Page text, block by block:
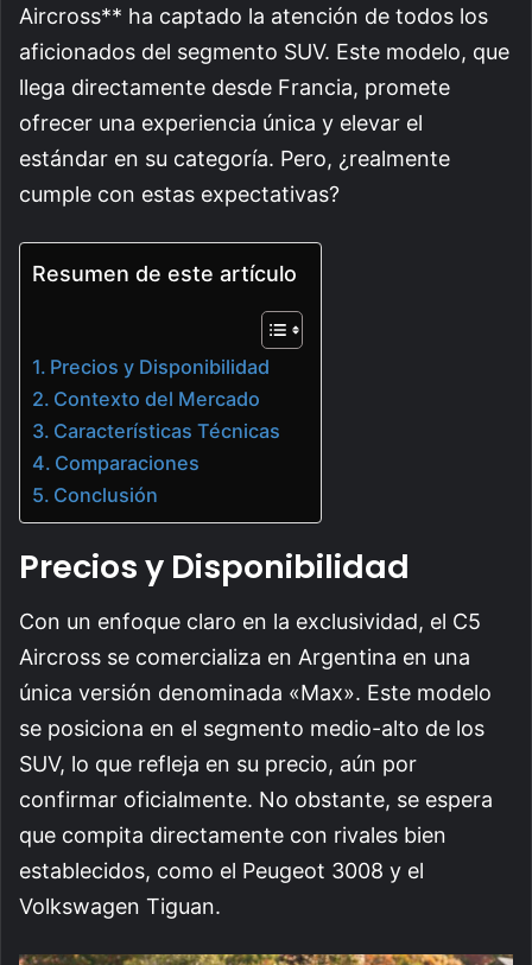
Aircross** ha captado la atención de todos los
aficionados del segmento SUV. Este modelo, que
llega directamente desde Francia, promete
ofrecer una experiencia única y elevar el
estándar en su categoría. Pero, ¿realmente
cumple con estas expectativas?
Resumen de este artículo
Precios y Disponibilidad
Contexto del Mercado
Características Técnicas
Comparaciones
Conclusión
Precios y Disponibilidad
Con un enfoque claro en la exclusividad, el C5
Aircross se comercializa en Argentina en una
única versión denominada «Max». Este modelo
se posiciona en el segmento medio-alto de los
SUV, lo que refleja en su precio, aún por
confirmar oficialmente. No obstante, se espera
que compita directamente con rivales bien
establecidos, como el Peugeot 3008 y el
Volkswagen Tiguan.